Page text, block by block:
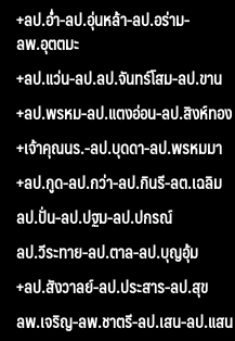
+ลป.อ่ำ-ลป.อุ่นหล้า-ลป.อร่าม-
ลพ.อุตตมะ
+ลป.แว่น-ลป.ลป.จันทร์โสม-ลป.ขาน
+ลป.พรหม-ลป.แตงอ่อน-ลป.สิงห์ทอง
+เจ้าคุณนร.-ลป.บุดดา-ลป.พรหมมา
+ลป.กูด-ลป.กว่า-ลป.กินรี-ลต.เฉลิม
ลป.ปั่น-ลป.ปฐม-ลป.ปกรณ์
ลป.วีระทาย-ลป.ตาล-ลป.บุญอุ้ม
+ลป.สังวาลย์-ลป.ประสาร-ลป.สุข
ลพ.เจริญ-ลพ.ชาตรี-ลป.เสน-ลป.แสน